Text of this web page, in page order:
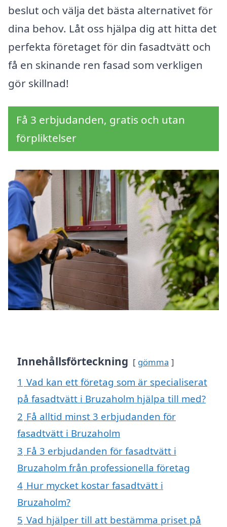
beslut och välja det bästa alternativet för
dina behov. Låt oss hjälpa dig att hitta det
perfekta företaget för din fasadtvätt och
få en skinande ren fasad som verkligen
gör skillnad!
Få 3 erbjudanden, gratis och utan
förpliktelser
Innehållsförteckning gömma
1 Vad kan ett företag som är specialiserat
på fasadtvätt i Bruzaholm hjälpa till med?
2 Få alltid minst 3 erbjudanden för
fasadtvätt i Bruzaholm
3 Få 3 erbjudanden för fasadtvätt i
Bruzaholm från professionella företag
4 Hur mycket kostar fasadtvätt i
Bruzaholm?
5 Vad hjälper till att bestämma priset på